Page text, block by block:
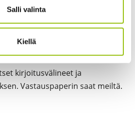
Salli valinta
Kiellä
ilmoittaudutaan vähintään 5
tentti-
. Tenttipaikan näet
.
kirjoitusvälineet ja
Vastauspaperin saat meiltä.